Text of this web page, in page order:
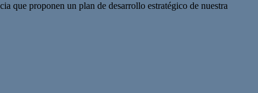
que proponen un plan de desarrollo estratégico de nuestra